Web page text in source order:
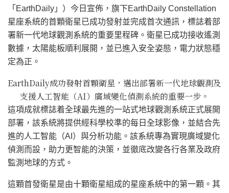
「EarthDaily」）今日宣佈，旗下EarthDaily Constellation
星座系統的首顆衛星已成功發射並完成首次通訊，標誌着部
署新一代地球觀測系統的重要里程碑。衛星已成功接收遙測
數據，太陽能板順利展開，並已進入安全姿態，電力狀態穩
定為正。
EarthDaily成功發射首顆衛星，邁出部署新一代地球觀測及
支援人工智能（AI）廣域變化偵測系統的重要一步。
這項成就標誌着全球最先進的一站式地球觀測系統正式展開
部署，該系統將提供經科學校準的每日全球影像，並結合先
進的人工智能（AI）與分析功能。該系統專為實現廣域變化
偵測而設，助力更智能的決策，並徹底改變各行各業及政府
監測地球的方式。
這顆首發衛星是由十顆衛星組成的星座系統中的第一顆。其